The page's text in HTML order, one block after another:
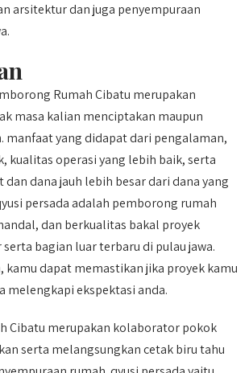
arsitektur dan juga penyempuraan
Rumah Cibatu merupakan
masa kalian menciptakan maupun
manfaat yang didapat dari pengalaman,
kualitas operasi yang lebih baik, serta
dan dana jauh lebih besar dari dana yang
persada adalah pemborong rumah
dan berkualitas bakal proyek
bagian luar terbaru di pulau jawa.
kamu dapat memastikan jika proyek kamu
melengkapi ekspektasi anda.
Cibatu merupakan kolaborator pokok
serta melangsungkan cetak biru tahu